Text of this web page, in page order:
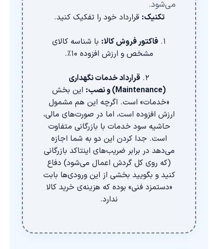
می‌شود.
تکنیک: قرارداد خود را تفکیک کنید.
۱. فاکتور فروش کالا: با شناسه کالای
مشخص و ارزش افزوده ۱۰٪.
۲. قرارداد خدمات نگهداری
(Maintenance) و نصب:
این بخش
«خدمات» است. اگرچه این هم مشمول
ارزش افزوده است، اما در صورت‌های مالی،
حاشیه سود خدمات با بازرگانی متفاوت
است. جدا کردن این دو به شما اجازه
می‌دهد در برابر ضریب‌های اینتاکد بازرگانی
(که روی کل گردش اعمال می‌شود) دفاع
کنید و بگویید بخشی از این ورودی‌ها بابت
«دستمزد فنی» بوده که هزینه‌ی خرید کالا
ندارد.